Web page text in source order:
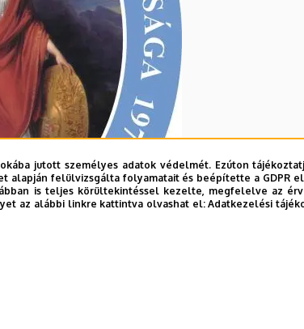
jutott személyes adatok védelmét. Ezúton
alapján felülvizsgálta folyamatait és beépítette a GDPR
is teljes körültekintéssel kezelte, megfelelve az
az alábbi linkre kattintva olvashat el:Adatkezelési